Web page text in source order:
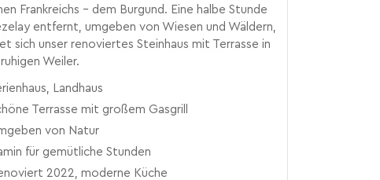
Frankreichs - dem Burgund. Eine halbe Stunde
entfernt, umgeben von Wiesen und Wäldern,
sich unser renoviertes Steinhaus mit Terrasse in
Weiler.
Landhaus
Terrasse mit großem Gasgrill
von Natur
für gemütliche Stunden
2022, moderne Küche